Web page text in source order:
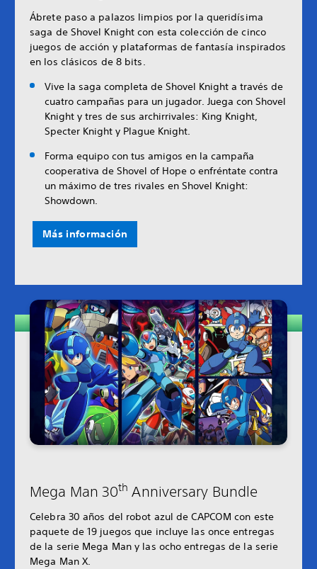
Ábrete paso a palazos limpios por la queridísima
saga de Shovel Knight con esta colección de cinco
juegos de acción y plataformas de fantasía inspirados
en los clásicos de 8 bits.
Vive la saga completa de Shovel Knight a través de
cuatro campañas para un jugador. Juega con Shovel
Knight y tres de sus archirrivales: King Knight,
Specter Knight y Plague Knight.
Forma equipo con tus amigos en la campaña
cooperativa de Shovel of Hope o enfréntate contra
un máximo de tres rivales en Shovel Knight:
Showdown.
Más información
Mega Man 30th Anniversary Bundle
Celebra 30 años del robot azul de CAPCOM con este
paquete de 19 juegos que incluye las once entregas
de la serie Mega Man y las ocho entregas de la serie
Mega Man X.